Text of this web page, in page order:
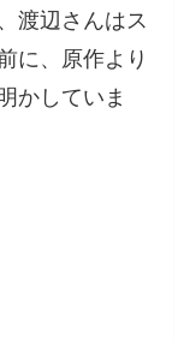
渡辺さんはス
に、原作より
かしていま